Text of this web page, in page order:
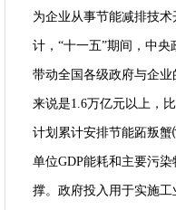
为企业从事节能减排技
计，“十一五”期间，中央
带动全国各级政府与企
来说是1.6万亿元以上，
计划累计安排节能跖叛
单位GDP能耗和主要污
撑。政府投入用于实施